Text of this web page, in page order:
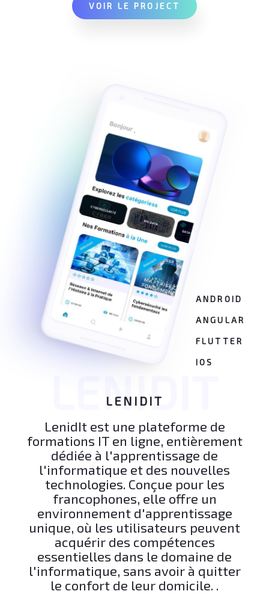
VOIR LE PROJECT
ANDROID
ANGULAR
FLUTTER
IOS
LENIDIT
LENIDIT
LenidIt est une plateforme de
formations IT en ligne, entièrement
dédiée à l'apprentissage de
l'informatique et des nouvelles
technologies. Conçue pour les
francophones, elle offre un
environnement d'apprentissage
unique, où les utilisateurs peuvent
acquérir des compétences
essentielles dans le domaine de
l'informatique, sans avoir à quitter
le confort de leur domicile. .